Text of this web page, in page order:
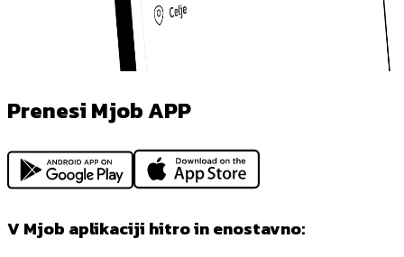
Prenesi Mjob APP
V Mjob aplikaciji hitro in enostavno: